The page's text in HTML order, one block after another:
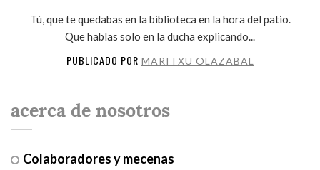
Tú, que te quedabas en la biblioteca en la hora del patio.
Que hablas solo en la ducha explicando...
PUBLICADO POR MARITXU OLAZABAL
acerca de nosotros
Colaboradores y mecenas